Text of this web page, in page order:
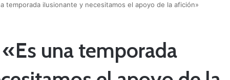
temporada ilusionante y necesitamos el apoyo de la afición»
una temporada